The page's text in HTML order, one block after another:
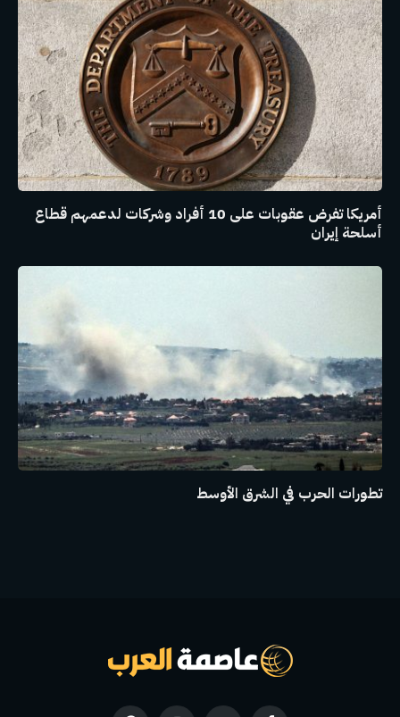
أمريكا تفرض عقوبات على 10 أفراد وشركات لدعمهم قطاع
أسلحة إيران
تطورات الحرب في الشرق الأوسط